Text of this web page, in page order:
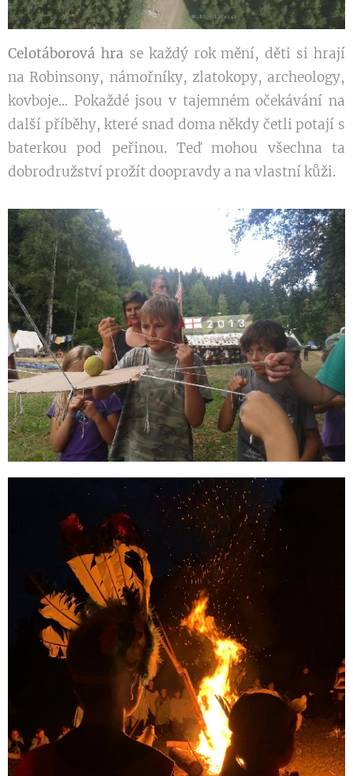
Celotáborová hra se každý rok mění, děti si hrají
na Robinsony, námořníky, zlatokopy, archeology,
kovboje... Pokaždé jsou v tajemném očekávání na
další příběhy, které snad doma někdy četli potají s
baterkou pod peřinou. Teď mohou všechna ta
dobrodružství prožít doopravdy a na vlastní kůži.